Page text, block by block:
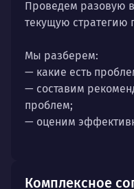
Проведем разовую
текущую стратегию
Мы разберем:
— какие есть
— составим
проблем;
— оценим
Комплексное